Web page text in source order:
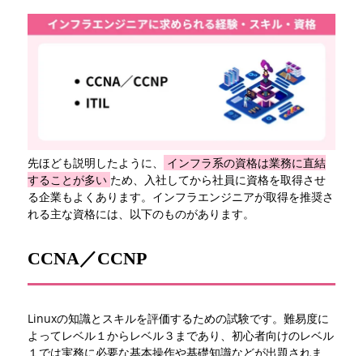
先ほども説明したように、
インフラ系の資格は業務に直結
することが多い ため、入社してから社員に資格を取得させ
る企業もよくあります。インフラエンジニアが取得を推奨さ
れる主な資格には、以下のものがあります。
CCNA／CCNP
Linuxの知識とスキルを評価するための試験です。難易度に
よってレベル１からレベル３まであり、初心者向けのレベル
１では実務に必要な基本操作や基礎知識などが出題されま